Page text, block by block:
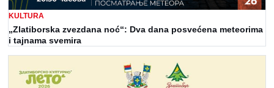
KULTURA
„Zlatiborska zvezdana noć“: Dva dana posvećena meteorima
i tajnama svemira